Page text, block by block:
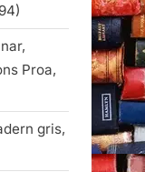
Proa,
gris,